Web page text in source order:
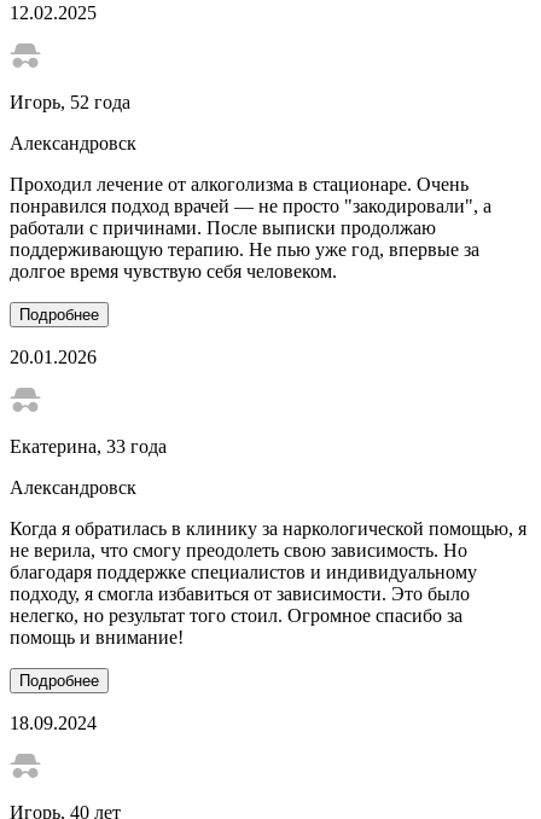
12.02.2025
Игорь, 52 года
Александровск
Проходил лечение от алкоголизма в стационаре. Очень
понравился подход врачей — не просто "закодировали", а
работали с причинами. После выписки продолжаю
поддерживающую терапию. Не пью уже год, впервые за
долгое время чувствую себя человеком.
Подробнее
20.01.2026
Екатерина, 33 года
Александровск
Когда я обратилась в клинику за наркологической помощью, я
не верила, что смогу преодолеть свою зависимость. Но
благодаря поддержке специалистов и индивидуальному
подходу, я смогла избавиться от зависимости. Это было
нелегко, но результат того стоил. Огромное спасибо за
помощь и внимание!
Подробнее
18.09.2024
Игорь, 40 лет